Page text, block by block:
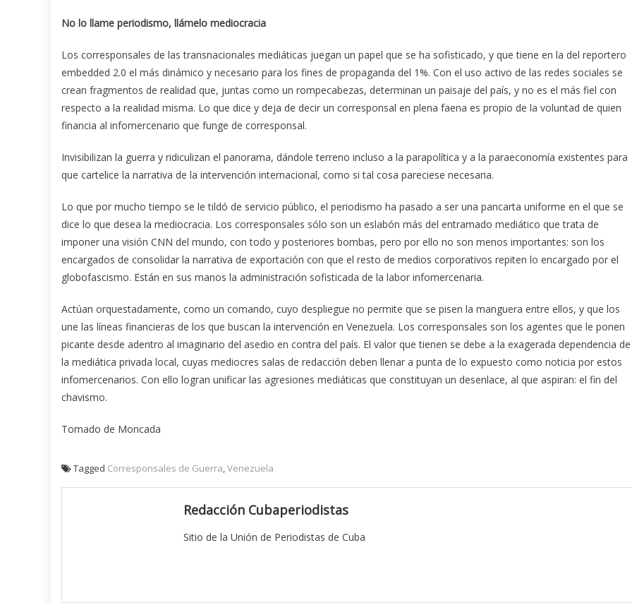
No lo llame periodismo, llámelo mediocracia
Los corresponsales de las transnacionales mediáticas juegan un papel que se ha sofisticado, y que tiene en la del reportero
embedded 2.0 el más dinámico y necesario para los fines de propaganda del 1%. Con el uso activo de las redes sociales se
crean fragmentos de realidad que, juntas como un rompecabezas, determinan un paisaje del país, y no es el más fiel con
respecto a la realidad misma. Lo que dice y deja de decir un corresponsal en plena faena es propio de la voluntad de quien
financia al infomercenario que funge de corresponsal.
Invisibilizan la guerra y ridiculizan el panorama, dándole terreno incluso a la parapolítica y a la paraeconomía existentes para
que cartelice la narrativa de la intervención internacional, como si tal cosa pareciese necesaria.
Lo que por mucho tiempo se le tildó de servicio público, el periodismo ha pasado a ser una pancarta uniforme en el que se
dice lo que desea la mediocracia. Los corresponsales sólo son un eslabón más del entramado mediático que trata de
imponer una visión CNN del mundo, con todo y posteriores bombas, pero por ello no son menos importantes: son los
encargados de consolidar la narrativa de exportación con que el resto de medios corporativos repiten lo encargado por el
globofascismo. Están en sus manos la administración sofisticada de la labor infomercenaria.
Actúan orquestadamente, como un comando, cuyo despliegue no permite que se pisen la manguera entre ellos, y que los
une las líneas financieras de los que buscan la intervención en Venezuela. Los corresponsales son los agentes que le ponen
picante desde adentro al imaginario del asedio en contra del país. El valor que tienen se debe a la exagerada dependencia de
la mediática privada local, cuyas mediocres salas de redacción deben llenar a punta de lo expuesto como noticia por estos
infomercenarios. Con ello logran unificar las agresiones mediáticas que constituyan un desenlace, al que aspiran: el fin del
chavismo.
Tomado de Moncada
Tagged Corresponsales de Guerra,Venezuela
Redacción Cubaperiodistas
Sitio de la Unión de Periodistas de Cuba